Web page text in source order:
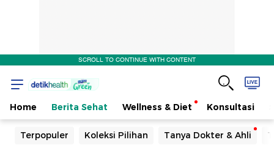
SCROLL TO CONTINUE WITH CONTENT
Home Berita Sehat Wellness & Diet Konsultasi
Terpopuler Koleksi Pilihan Tanya Dokter & Ahli